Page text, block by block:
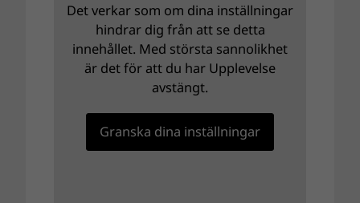
Det verkar som om dina inställningar
hindrar dig från att se detta
innehållet. Med största sannolikhet
är det för att du har Upplevelse
avstängt.
Granska dina inställningar